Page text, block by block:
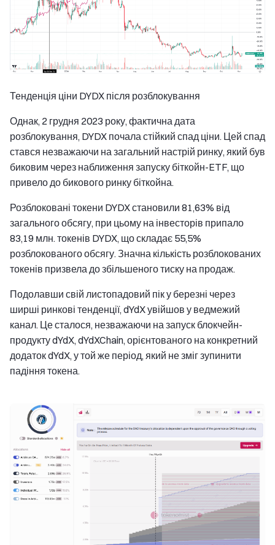
Тенденція ціни DYDX після розблокування
Однак, 2 грудня 2023 року, фактична дата
розблокування, DYDX почала стійкий спад ціни. Цей спад
стався незважаючи на загальний настрій ринку, який був
биковим через наближення запуску біткойн-ETF, що
привело до бикового ринку біткойна.
Розблоковані токени DYDX становили 81,63% від
загального обсягу, при цьому на інвесторів припало
83,19 млн. токенів DYDX, що складає 55,5%
розблокованого обсягу. Значна кількість розблокованих
токенів призвела до збільшеного тиску на продаж.
Подолавши свій листопадовий пік у березні через
ширші ринкові тенденції, dYdX увійшов у ведмежий
канал. Це сталося, незважаючи на запуск блокчейн-
продукту dYdX, dYdXChain, орієнтованого на конкретний
додаток dYdX, у той же період, який не зміг зупинити
падіння токена.